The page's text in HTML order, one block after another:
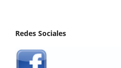
Redes Sociales